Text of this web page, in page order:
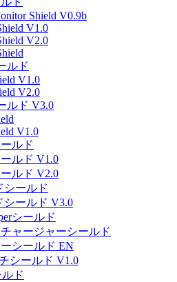
Shield V0.9b
V1.0
V2.0
ルド
V1.0
V2.0
ルド V3.0
V1.0
ルド
ルド V1.0
ルド V2.0
シールド
シールド V3.0
シールド
ャージャーシールド
シールド EN
シールド V1.0
ド